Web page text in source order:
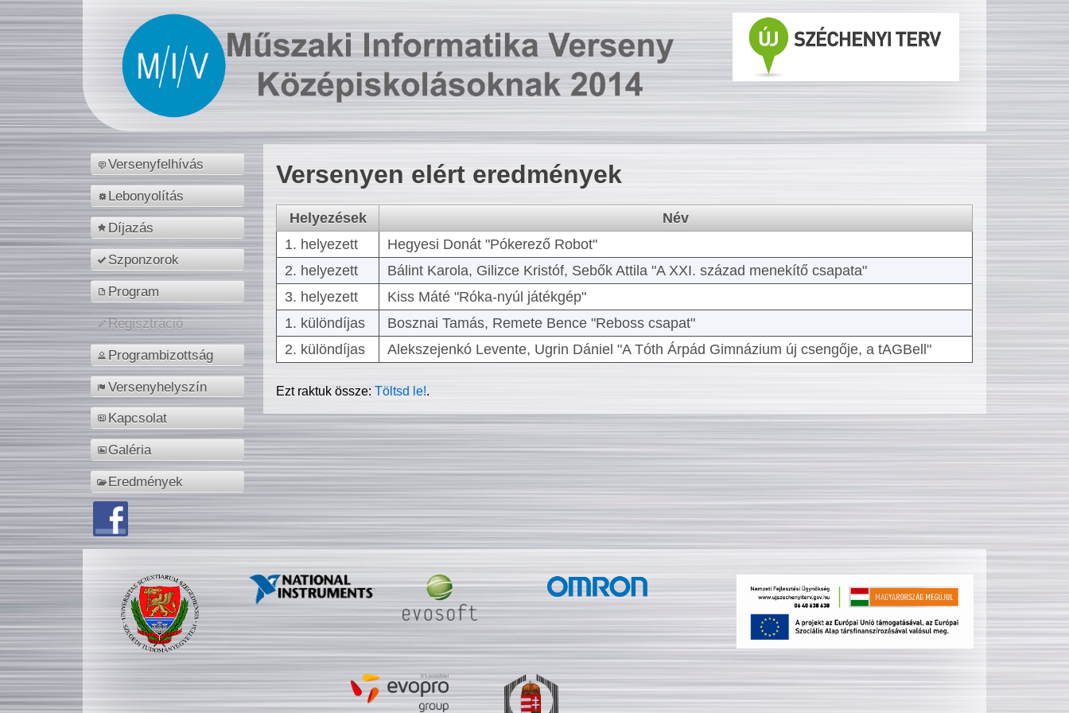
Versenyfelhívás
Lebonyolítás
Díjazás
Szponzorok
Program
Regisztráció
Programbizottság
Versenyhelyszín
Kapcsolat
Galéria
Eredmények
Versenyen elért eredmények
Helyezések
Név
1. helyezett
Hegyesi Donát "Pókerező Robot"
2. helyezett
Bálint Karola, Gilizce Kristóf, Sebők Attila "A XXI. század menekítő csapata"
3. helyezett
Kiss Máté "Róka-nyúl játékgép"
1. különdíjas
Bosznai Tamás, Remete Bence "Reboss csapat"
2. különdíjas
Alekszejenkó Levente, Ugrin Dániel "A Tóth Árpád Gimnázium új csengője, a tAGBell"
Ezt raktuk össze:Töltsd le!.